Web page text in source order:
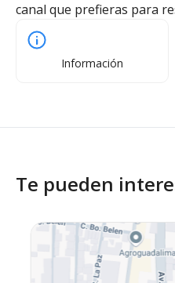
canal que prefieras para
Información
Te pueden